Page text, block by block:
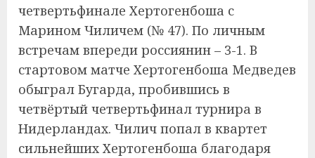
четвертьфинале Хертогенбоша с
Марином Чиличем (№ 47). По личным
встречам впереди россиянин – 3-1. В
стартовом матче Хертогенбоша Медведев
обыграл Бугарда, пробившись в
четвёртый четвертьфинал турнира в
Нидерландах. Чилич попал в квартет
сильнейших Хертогенбоша благодаря